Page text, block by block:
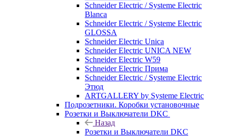
Schneider Electric / Systeme Electric
Blanca
Schneider Electric / Systeme Electric
GLOSSA
Schneider Electric Unica
Schneider Electric UNICA NEW
Schneider Electric W59
Schneider Electric Прима
Schneider Electric / Systeme Electric
Этюд
ARTGALLERY by Systeme Electric
Подрозетники. Коробки установочные
Розетки и Выключатели DKC
Назад
Розетки и Выключатели DKC